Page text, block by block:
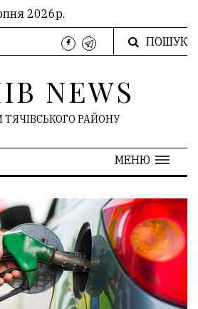
2026р.
ПОШУК
NEWS
РАЙОНУ
МЕНЮ